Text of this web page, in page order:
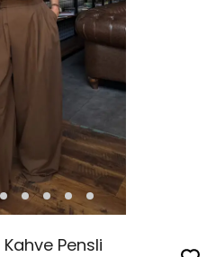
Pensli